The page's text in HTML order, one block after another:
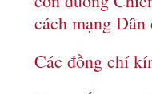
cách mạng Dân
Các đồng chí